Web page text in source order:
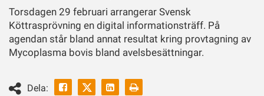
Torsdagen 29 februari arrangerar Svensk
Köttrasprövning en digital informationsträff. På
agendan står bland annat resultat kring provtagning av
Mycoplasma bovis bland avelsbesättningar.
Dela:
Facebook LinkedinSkriv